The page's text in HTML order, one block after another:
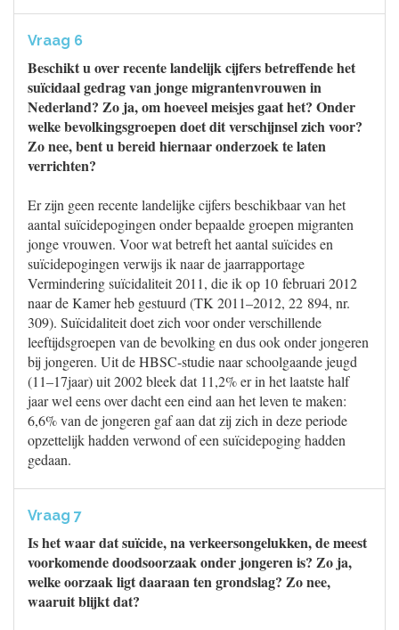
Vraag 6
Beschikt u over recente landelijk cijfers betreffende het
suïcidaal gedrag van jonge migrantenvrouwen in
Nederland? Zo ja, om hoeveel meisjes gaat het? Onder
welke bevolkingsgroepen doet dit verschijnsel zich voor?
Zo nee, bent u bereid hiernaar onderzoek te laten
verrichten?
Er zijn geen recente landelijke cijfers beschikbaar van het
aantal suïcidepogingen onder bepaalde groepen migranten
jonge vrouwen. Voor wat betreft het aantal suïcides en
suïcidepogingen verwijs ik naar de jaarrapportage
Vermindering suïcidaliteit 2011, die ik op 10 februari 2012
naar de Kamer heb gestuurd (TK 2011–2012, 22 894, nr.
309). Suïcidaliteit doet zich voor onder verschillende
leeftijdsgroepen van de bevolking en dus ook onder jongeren
bij jongeren. Uit de HBSC-studie naar schoolgaande jeugd
(11–17jaar) uit 2002 bleek dat 11,2% er in het laatste half
jaar wel eens over dacht een eind aan het leven te maken:
6,6% van de jongeren gaf aan dat zij zich in deze periode
opzettelijk hadden verwond of een suïcidepoging hadden
gedaan.
Vraag 7
Is het waar dat suïcide, na verkeersongelukken, de meest
voorkomende doodsoorzaak onder jongeren is? Zo ja,
welke oorzaak ligt daaraan ten grondslag? Zo nee,
waaruit blijkt dat?